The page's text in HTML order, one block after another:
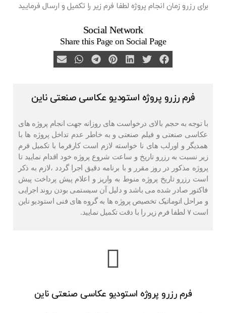
برای رزرو زمان انجام پروژه لطفا فرم زیر را تکمیل و ارسال فرمایید
Social Network
Share this Page on Social Page
فرم رزرو پروژه استودیو عکاسی صنعتی ناین
با توجه به حجم بالای درخواست های روزانه جهت انجام پروژه های
عکاسی صنعتی و فیلم صنعتی و به خاطر عدم تداخل پروژه ها با
همدیگر و اورلب های نا خواسته لازم است کارفرما با تکمیل فرم
زیر نسبت به رزرو تاریخ و ساعت شروع پروژه خود اقدام نمایید تا
پروژه مذکور در روز مقرر و با برنامه دقیق اجرا گردد ،‌لازم به ذکر
است رزرو تاریخ پروژه منوط به واریز و اعلام پیش پرداخت پیش
فاکتور صادر شده می باشد و دلیل آن سیستمی بودن روند اجرایی
و مراحل اتوماتیک تخصیص پروژه ها به گروه های فنی استودیو ناین
است ۷ لطفا فرم زیر را با دقت تکمیل نمایید.
فرم رزرو پروژه استودیو عکاسی صنعتی ناین